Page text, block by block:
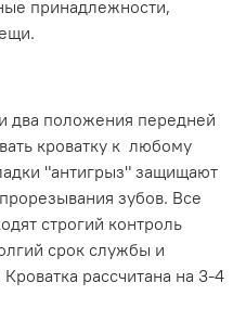
принадлежности,
два положения передней
кроватку к любому
"антигрыз" защищают
зубов. Все
строгий контроль
срок службы и
рассчитана на 3-4